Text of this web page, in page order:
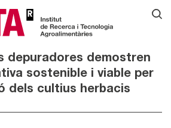
depuradores demostren
sostenible i viable per
dels cultius herbacis